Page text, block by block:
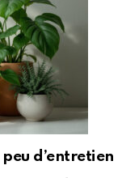
d’entretien